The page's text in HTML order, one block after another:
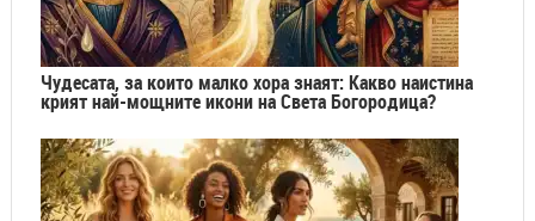
Чудесата, за които малко хора знаят: Какво наистина
крият най-мощните икони на Света Богородица?